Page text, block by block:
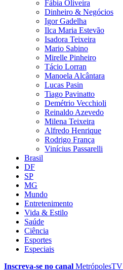
Fábia Oliveira
Dinheiro & Negócios
Igor Gadelha
Ilca Maria Estevão
Isadora Teixeira
Mario Sabino
Mirelle Pinheiro
Tácio Lorran
Manoela Alcântara
Lucas Pasin
Tiago Pavinatto
Demétrio Vecchioli
Reinaldo Azevedo
Milena Teixeira
Alfredo Henrique
Rodrigo França
Vinícius Passarelli
Brasil
DF
SP
MG
Mundo
Entretenimento
Vida & Estilo
Saúde
Ciência
Esportes
Especiais
Inscreva-se no canal